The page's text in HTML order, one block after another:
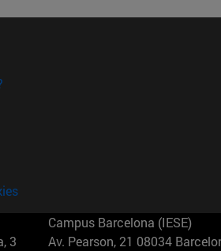
3
Campus Barcelona (IESE)
Av. Pearson, 21 08034